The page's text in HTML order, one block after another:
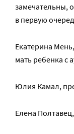
замечательны,
в первую
Екатерина
мать ребенка с
Юлия Камал,
Елена